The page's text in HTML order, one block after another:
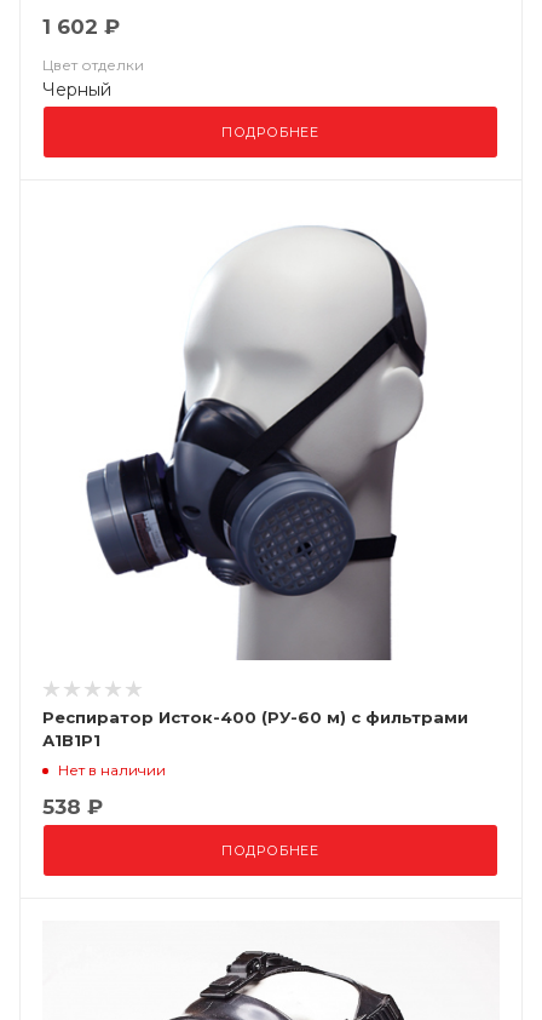
1 602 ₽
Цвет отделки
Черный
ПОДРОБНЕЕ
Респиратор Исток-400 (РУ-60 м) с фильтрами
А1В1Р1
Нет в наличии
538 ₽
ПОДРОБНЕЕ